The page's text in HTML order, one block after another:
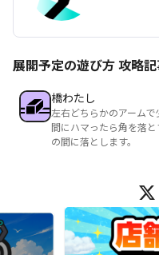
展開予定の遊び方 攻略
橋わたし
左右どちらかのアーム
間にハマったら角を落
の間に落とします。